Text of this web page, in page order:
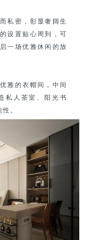
私密，彰显奢阔生
设置贴心周到，可
一场优雅休闲的放
雅的衣帽间，中间
私人茶室、阳光书
。